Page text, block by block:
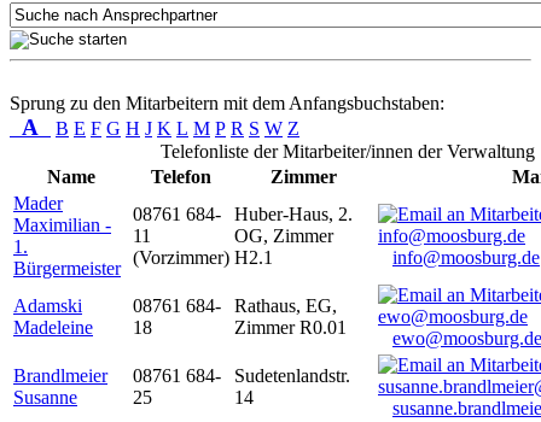
Sprung zu den Mitarbeitern mit dem Anfangsbuchstaben:
A B E F G H J K L M P R S W Z
Telefonliste der Mitarbeiter/innen der Verwaltung
Name
Telefon Zimmer
Mader
Maximilian -
1.
Bürgermeister
08761 684-
11
(Vorzimmer)
Huber-Haus, 2.
OG, Zimmer
H2.1
info@moosburg.de
Adamski
Madeleine
08761 684-
18
Rathaus, EG,
Zimmer R0.01
ewo@moosburg.de
Brandlmeier
Susanne
08761 684-
25
Sudetenlandstr.
14